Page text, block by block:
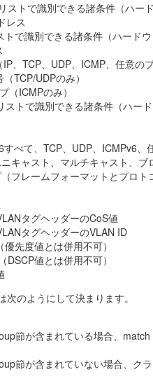
ストで識別できる諸条件（ハー
レス
で識別できる諸条件（ハード
、TCP、UDP、ICMP、任意の
TCP/UDPのみ）
（ICMPのみ）
ストで識別できる諸条件（ハー
べて、TCP、UDP、ICMPv6、
キャスト、マルチキャスト、ブ
フレームフォーマットとプロト
タグヘッダーのCoS値
タグヘッダーのVLAN ID
先度値とは併用不可）
値とは併用不可）
のようにして決まります。
節が含まれている場合、
節が含まれていない場合、ク